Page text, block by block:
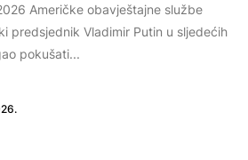
Američke obavještajne službe
predsjednik Vladimir Putin u sljedećih
pokušati...